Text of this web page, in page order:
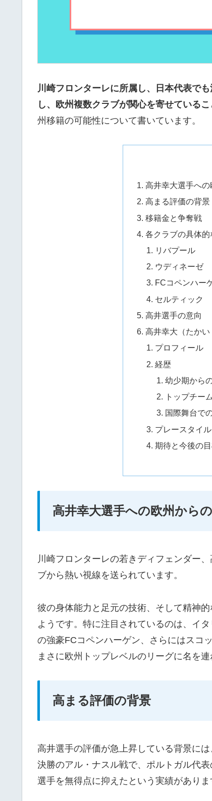
川崎フロンターレに所属し、日本代表で
し、欧州複数クラブが関心を寄せている
州移籍の可能性について書いています。
高井幸大選手へ
高まる評価の背景
移籍金と争奪戦
各クラブの具体
リバプール
ウディネーゼ
FCコペンハー
セルティック
高井選手の意向
高井幸大（たか
プロフィール
経歴
幼少期から
トップチー
国際舞台で
プレースタイ
期待と今後の
高井幸大選手への欧州から
川崎フロンターレの若きディフェンダー
ブから熱い視線を送られています。
彼の身体能力と足元の技術、そして精神
ようです。特に注目されているのは、イ
の強豪FCコペンハーゲン、さらにはスコ
まさに欧州トップレベルのリーグに名を
高まる評価の背景
高井選手の評価が急上昇している背景に
決勝のアル・ナスル戦で、ポルトガル代
選手を無得点に抑えたという実績がありま